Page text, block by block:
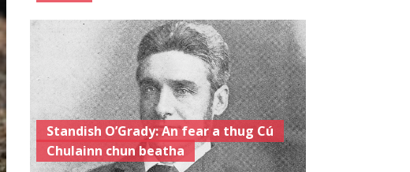
Standish O’Grady: An fear a thug Cú
Chulainn chun beatha